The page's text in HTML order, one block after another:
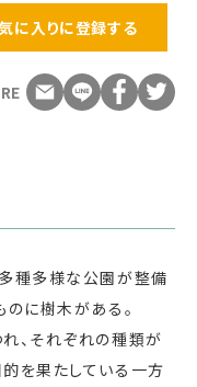
に入りに登録する
種多様な公園が整備
のに樹木がある。
、それぞれの種類が
を果たしている一方